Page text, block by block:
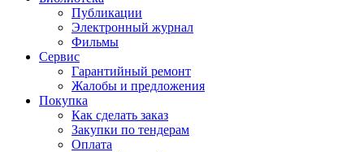
Публикации
Электронный журнал
Фильмы
Сервис
Гарантийный ремонт
Жалобы и предложения
Покупка
Как сделать заказ
Закупки по тендерам
Оплата